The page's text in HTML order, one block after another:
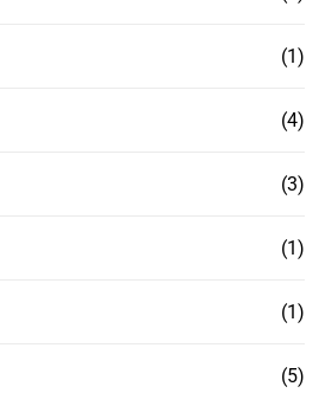
(1)
(4)
(3)
(1)
(1)
(5)